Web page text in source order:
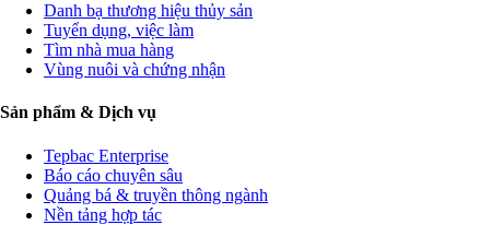
Danh bạ thương hiệu thủy sản
Tuyển dụng, việc làm
Tìm nhà mua hàng
Vùng nuôi và chứng nhận
Sản phẩm & Dịch vụ
Tepbac Enterprise
Báo cáo chuyên sâu
Quảng bá & truyền thông ngành
Nền tảng hợp tác